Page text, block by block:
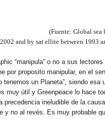
(Fuente: Global sea
2002 and by sat ellite between 1993
“manipula” o no a sus
por proposito manipular, en el
tenemos un Planeta”, siendo
muy útil y Greenpeace lo hace
precedencia ineludible de la
y no al revés. Es muy probable